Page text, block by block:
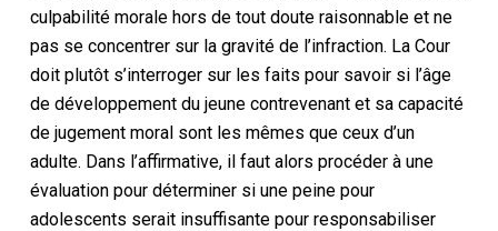
culpabilité morale hors de tout doute raisonnable et ne
pas se concentrer sur la gravité de l’infraction. La Cour
doit plutôt s’interroger sur les faits pour savoir si l’âge
de développement du jeune contrevenant et sa capacité
de jugement moral sont les mêmes que ceux d’un
adulte. Dans l’affirmative, il faut alors procéder à une
évaluation pour déterminer si une peine pour
adolescents serait insuffisante pour responsabiliser